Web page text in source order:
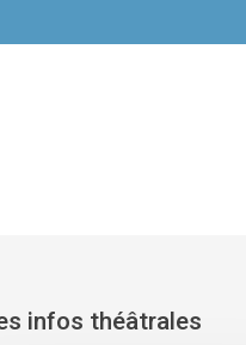
infos théâtrales